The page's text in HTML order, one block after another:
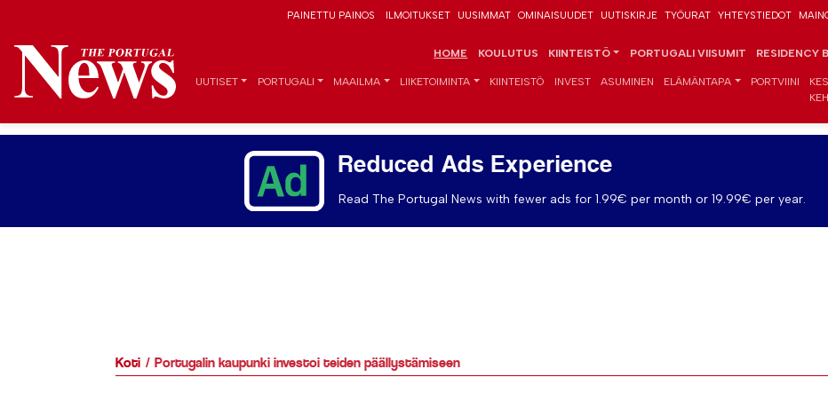
PAINETTU PAINOS ILMOITUKSET UUSIMMAT OMINAISUUDET UUTISKIRJE TYÖURAT YHTEYSTIEDOT
HOME KOULUTUS KIINTEISTÖ PORTUGALI VIISUMIT RESIDENCY
UUTISET PORTUGALI MAAILMA LIIKETOIMINTA KIINTEISTÖ INVEST ASUMINEN ELÄMÄNTAPA PORTVIINI
Reduced Ads Experience
Read The Portugal News with fewer ads for 1.99€ per month or 19.99€ per year.
Koti Portugalin kaupunki investoi teiden päällystämiseen